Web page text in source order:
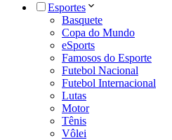
Esportes
Basquete
Copa do Mundo
eSports
Famosos do Esporte
Futebol Nacional
Futebol Internacional
Lutas
Motor
Tênis
Vôlei